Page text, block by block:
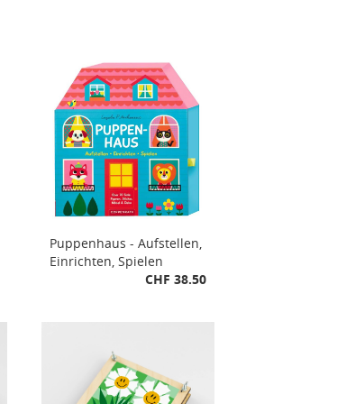
Puppenhaus - Aufstellen,
Einrichten, Spielen
CHF 38.50